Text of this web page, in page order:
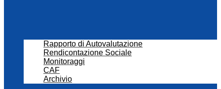
Rapporto di Autovalutazione
Rendicontazione Sociale
Monitoraggi
CAF
Archivio